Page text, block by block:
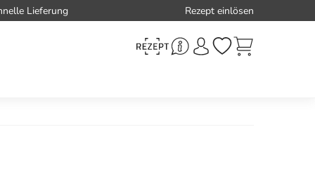
Lieferung Rezept einlösen